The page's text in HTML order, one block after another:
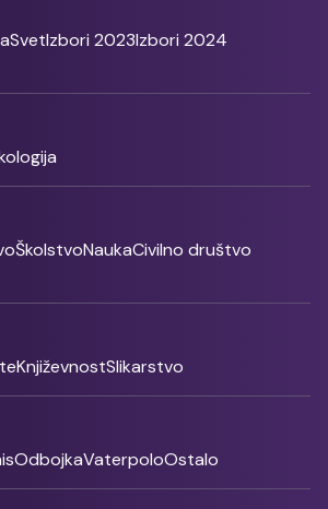
SvetIzbori 2023Izbori 2024
ŠkolstvoNaukaCivilno društvo
KnjiževnostSlikarstvo
OdbojkaVaterpoloOstalo